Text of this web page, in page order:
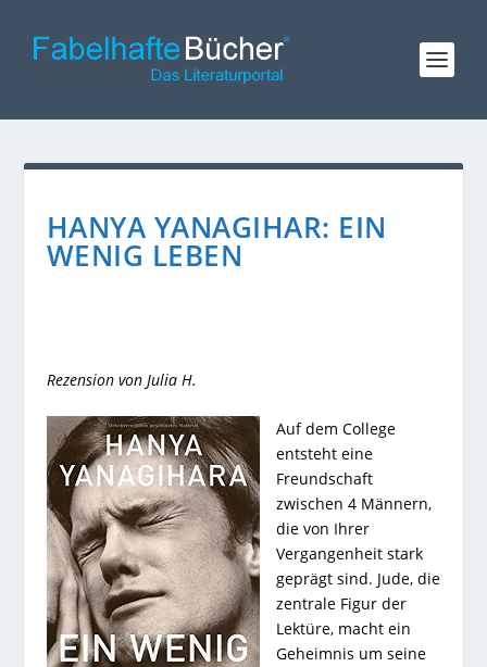
HANYA YANAGIHAR: EIN
WENIG LEBEN
Rezension von Julia H.
Auf dem College
entsteht eine
Freundschaft
zwischen 4 Männern,
die von Ihrer
Vergangenheit stark
geprägt sind. Jude, die
zentrale Figur der
Lektüre, macht ein
Geheimnis um seine